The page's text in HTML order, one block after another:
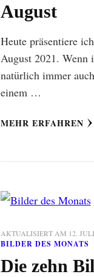
August
Heute präsentiere
August 2021. Wenn
natürlich immer
einem …
MEHR ERFAHREN
AKTUALISIERT AM 12.
BILDER DES MONATS
Die zehn